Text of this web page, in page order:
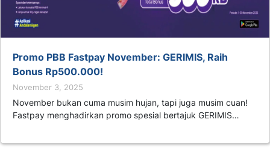
Promo PBB Fastpay November: GERIMIS, Raih
Bonus Rp500.000!
November 3, 2025
November bukan cuma musim hujan, tapi juga musim cuan!
Fastpay menghadirkan promo spesial bertajuk GERIMIS…